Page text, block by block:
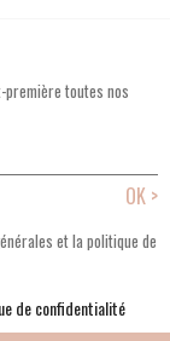
première toutes nos
et la politique de
de confidentialité